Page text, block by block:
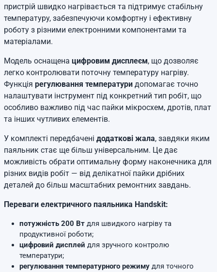
пристрій швидко нагрівається та підтримує стабільну
температуру, забезпечуючи комфортну і ефективну
роботу з різними електронними компонентами та
матеріалами.
Модель оснащена цифровим дисплеєм, що дозволяє
легко контролювати поточну температуру нагріву.
Функція регулювання температури допомагає точно
налаштувати інструмент під конкретний тип робіт, що
особливо важливо під час пайки мікросхем, дротів, плат
та інших чутливих елементів.
У комплекті передбачені додаткові жала, завдяки яким
паяльник стає ще більш універсальним. Це дає
можливість обрати оптимальну форму наконечника для
різних видів робіт — від делікатної пайки дрібних
деталей до більш масштабних ремонтних завдань.
Переваги електричного паяльника Handskit:
потужність 200 Вт для швидкого нагріву та
продуктивної роботи;
цифровий дисплей для зручного контролю
температури;
регулювання температурного режиму для точного